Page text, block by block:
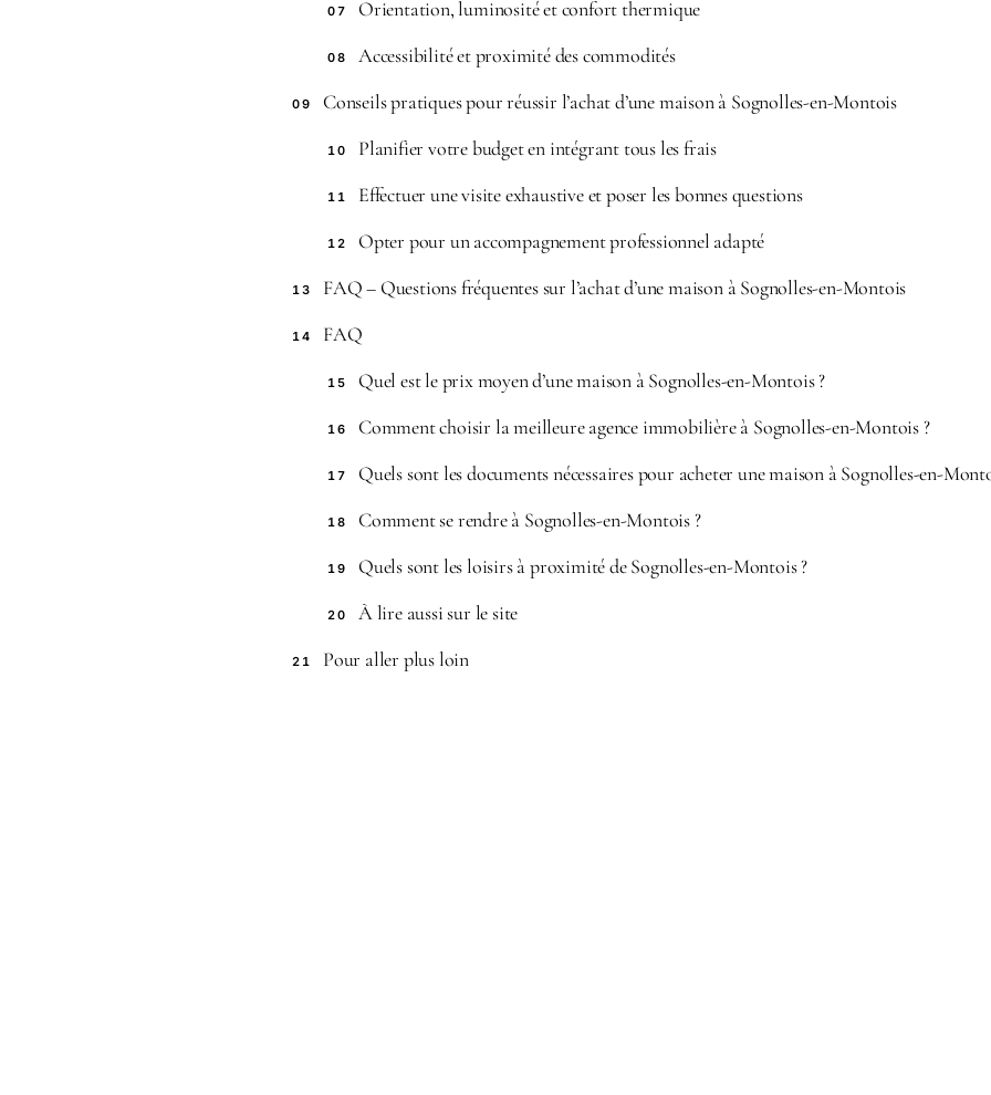
07 Orientation, luminosité et confort thermique
08 Accessibilité et proximité des commodités
09 Conseils pratiques pour réussir l’achat d’une maison à Sognolles-en-Montois
10 Planifier votre budget en intégrant tous les frais
11 Effectuer une visite exhaustive et poser les bonnes questions
12 Opter pour un accompagnement professionnel adapté
13 FAQ – Questions fréquentes sur l’achat d’une maison à Sognolles-en-Montois
14 FAQ
15 Quel est le prix moyen d’une maison à Sognolles-en-Montois ?
16 Comment choisir la meilleure agence immobilière à Sognolles-en-Montois ?
17 Quels sont les documents nécessaires pour acheter une maison à Sognolles-en-
18 Comment se rendre à Sognolles-en-Montois ?
19 Quels sont les loisirs à proximité de Sognolles-en-Montois ?
20 À lire aussi sur le site
21 Pour aller plus loin